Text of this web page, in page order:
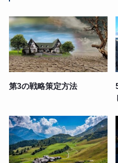
第3の戦略策定方法